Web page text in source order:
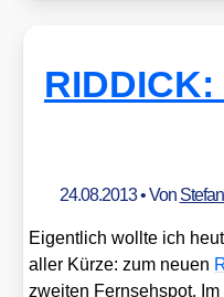
24.08.2013• Von
Eigent­lich woll­te ich
aller Kür­ze: zum neu­en
zwei­ten Fern­seh­spot.